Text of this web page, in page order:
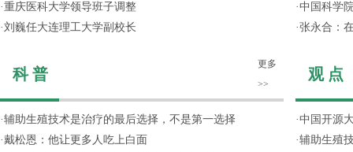
·重庆医科大学领导班子调整
·刘巍任大连理工大学副校长
科 普
更多
>>
·辅助生殖技术是治疗的最后选择，不是第一选择
·戴松恩：他让更多人吃上白面
·中国科学
·张永合：
观 点
·中国开源
·辅助生殖